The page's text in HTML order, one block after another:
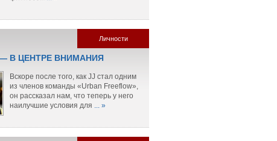
Личности
— В ЦЕНТРЕ ВНИМАНИЯ
Вскоре после того, как JJ стал одним
из членов команды «Urban Freeflow»,
он рассказал нам, что теперь у него
наилучшие условия для ... »